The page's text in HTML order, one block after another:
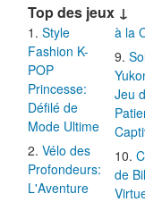
Top des jeux ↓
Style
Fashion K-
POP
Princesse:
Défilé de
Mode Ultime
Vélo des
Profondeurs:
L'Aventure
à la
Jeu
de